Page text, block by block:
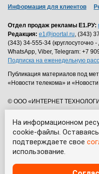
На информационном
cookie-файлы.
подтверждаете свое
использование.
Информация для клиентов
Отдел продаж рекламы Е1.РУ:
Редакция: e1@iportal.ru, (343)
(343) 34-555-34 (круглосуточно
WhatsApp, Viber, Telegram: +7
Подписка на еженедельную
Публикация материалов под
«Новости телекома» и
© ООО «ИНТЕРНЕТ